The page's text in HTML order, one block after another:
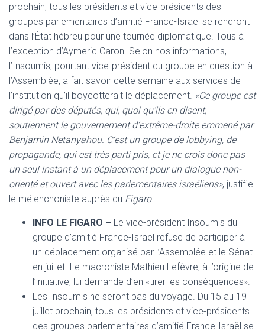
prochain, tous les présidents et vice-présidents des
groupes parlementaires d’amitié France-Israël se rendront
dans l’État hébreu pour une tournée diplomatique. Tous à
l’exception d’Aymeric Caron. Selon nos informations,
l’Insoumis, pourtant vice-président du groupe en question à
l’Assemblée, a fait savoir cette semaine aux services de
l’institution qu’il boycotterait le déplacement. «Ce groupe est
dirigé par des députés, qui, quoi qu’ils en disent,
soutiennent le gouvernement d’extrême-droite emmené par
Benjamin Netanyahou. C’est un groupe de lobbying, de
propagande, qui est très parti pris, et je ne crois donc pas
un seul instant à un déplacement pour un dialogue non-
orienté et ouvert avec les parlementaires israéliens», justifie
le mélenchoniste auprès du Figaro.
INFO LE FIGARO – Le vice-président Insoumis du
groupe d’amitié France-Israël refuse de participer à
un déplacement organisé par l’Assemblée et le Sénat
en juillet. Le macroniste Mathieu Lefèvre, à l’origine de
l’initiative, lui demande d’en «tirer les conséquences».
Les Insoumis ne seront pas du voyage. Du 15 au 19
juillet prochain, tous les présidents et vice-présidents
des groupes parlementaires d’amitié France-Israël se